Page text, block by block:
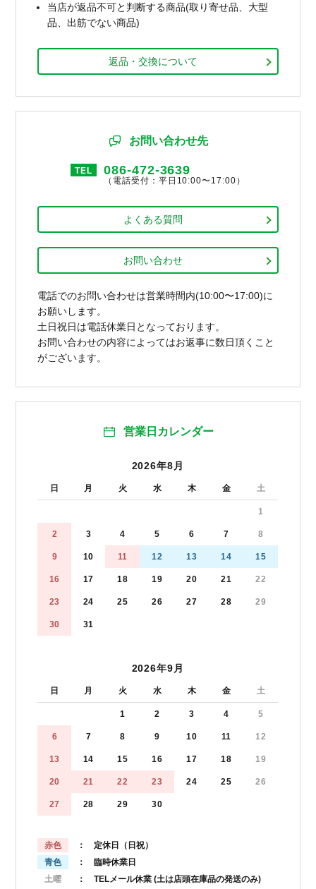
当店が返品不可と判断する商品(取り寄せ品、大型
品、出筋でない商品)
返品・交換について
お問い合わせ先
TEL 086-472-3639
（電話受付：平日10:00〜17:00）
よくある質問
お問い合わせ
電話でのお問い合わせは営業時間内(10:00〜17:00)に
お願いします。
土日祝日は電話休業日となっております。
お問い合わせの内容によってはお返事に数日頂くこと
がございます。
営業日カレンダー
2026年8月
日 月 火 水 木 金 土
1
2 3 4 5 6 7 8
9 10 11 12 13 14 15
16 17 18 19 20 21 22
23 24 25 26 27 28 29
30 31
2026年9月
日 月 火 水 木 金 土
1 2 3 4 5
6 7 8 9 10 11 12
13 14 15 16 17 18 19
20 21 22 23 24 25 26
27 28 29 30
赤色
： 定休日（日祝）
青色
： 臨時休業日
土曜
： TELメール休業 (土は店頭在庫品の発送のみ)